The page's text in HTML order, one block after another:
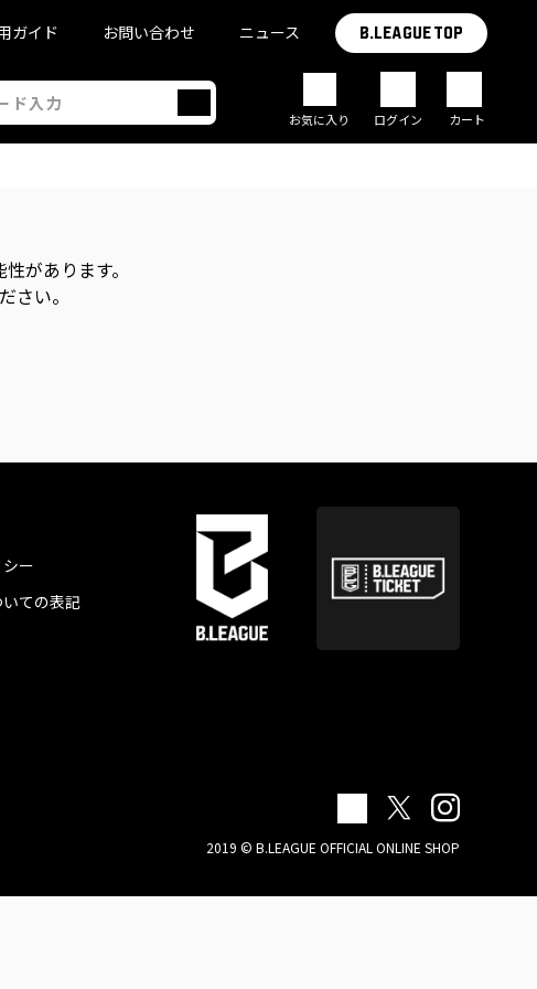
ガイド お問い合わせ ニュース B.LEAGUE TOP
お気に入り ログイン カート
があります。
さい。
ー
ての表記
2019 © B.LEAGUE OFFICIAL ONLINE SHOP